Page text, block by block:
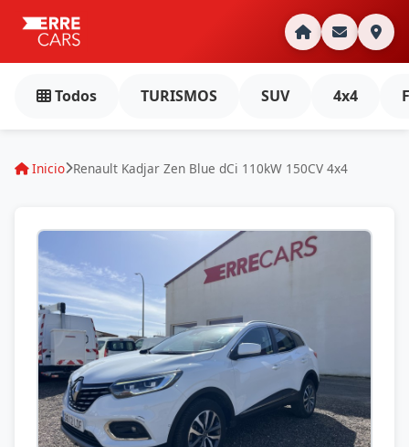
Todos TURISMOS SUV 4x4
Inicio Renault Kadjar Zen Blue dCi 110kW 150CV 4x4